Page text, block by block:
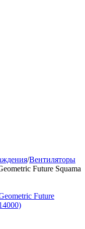
/Вентиляторы
Future Squama